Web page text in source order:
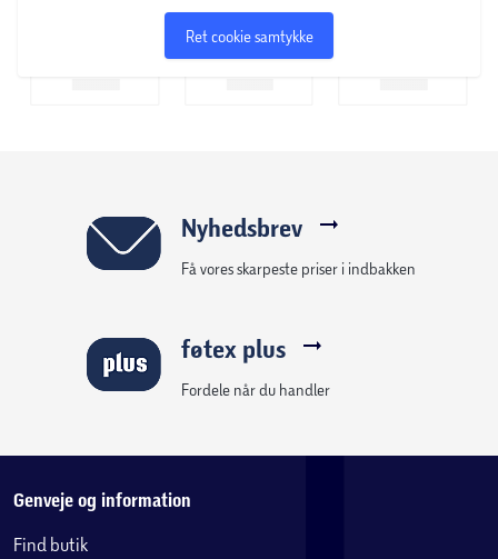
Ret cookie samtykke
Nyhedsbrev
Få vores skarpeste priser i indbakken
føtex plus
Fordele når du handler
Genveje og information
Find butik